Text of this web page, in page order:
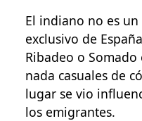
El indiano no es
exclusivo de
Ribadeo o
nada casuales de
lugar se vio
los emigrantes.